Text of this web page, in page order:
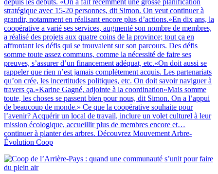
depuis les débuts. «On a fait récemment une grosse planification
stratégique avec 15-20 personnes, dit Simon. On veut continuer à
grandir, notamment en réalisant encore plus d’actions.»En dix ans, la
coopérative a varié ses services, augmenté son nombre de membres,
a réalisé des projets aux quatre coins de la province; tout ça en
affrontant les défis qui se trouvaient sur son parcours. Des défis
somme toute assez communs, comme la nécessité de faire ses
preuves, s’assurer d’un financement adéquat, etc.«On doit aussi se
rappeler que rien n’est jamais complètement acquis. Les partenariats
qu’on crée, les incertitudes politiques, etc. On doit savoir naviguer à
travers ça.»Karine Gagné, adjointe à la coordination«Mais somme
toute, les choses se passent bien pour nous, dit Simon. On a l’appui
de beaucoup de monde.» Ce que la coopérative souhaite pour
l’avenir? Acquérir un local de travail, inclure un volet culturel à leur
mission écologique, accueillir plus de membres encore et…
continuer à planter des arbres. Découvrez Mouvement Arbre-
Évolution Coop